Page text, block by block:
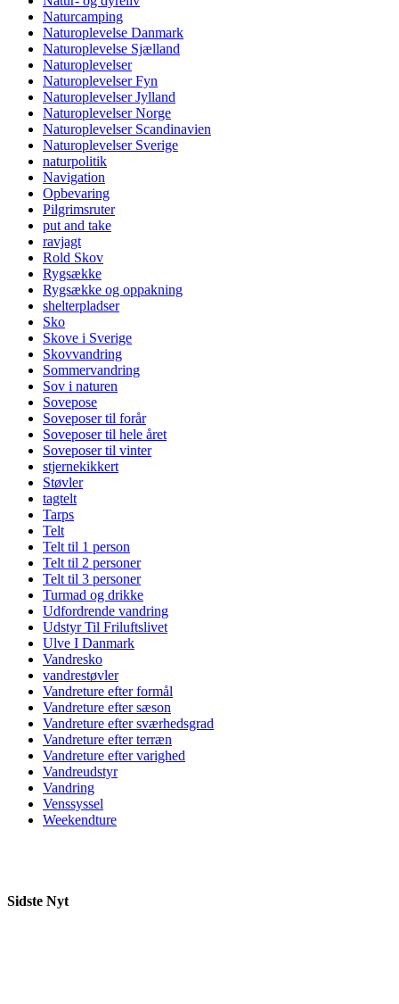
Naturcamping
Naturoplevelse Danmark
Naturoplevelse Sjælland
Naturoplevelser
Naturoplevelser Fyn
Naturoplevelser Jylland
Naturoplevelser Norge
Naturoplevelser Scandinavien
Naturoplevelser Sverige
naturpolitik
Navigation
Opbevaring
Pilgrimsruter
put and take
ravjagt
Rold Skov
Rygsække
Rygsække og oppakning
shelterpladser
Sko
Skove i Sverige
Skovvandring
Sommervandring
Sov i naturen
Sovepose
Soveposer til forår
Soveposer til hele året
Soveposer til vinter
stjernekikkert
Støvler
tagtelt
Tarps
Telt
Telt til 1 person
Telt til 2 personer
Telt til 3 personer
Turmad og drikke
Udfordrende vandring
Udstyr Til Friluftslivet
Ulve I Danmark
Vandresko
vandrestøvler
Vandreture efter formål
Vandreture efter sæson
Vandreture efter sværhedsgrad
Vandreture efter terræn
Vandreture efter varighed
Vandreudstyr
Vandring
Venssyssel
Weekendture
Sidste Nyt